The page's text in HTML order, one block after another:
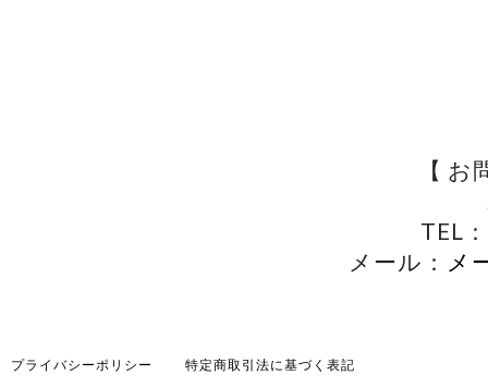
【
TEL
メール： メ
プライバシーポリシー 特定商取引法に基づく表記